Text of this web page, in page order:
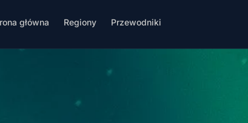
główna Regiony Przewodniki